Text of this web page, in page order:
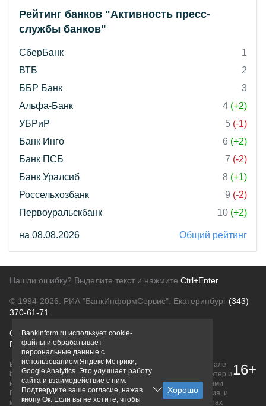
Рейтинг банков "Активность пресс-
службы банков"
СберБанк
1
ВТБ
2
ББР Банк
3
Альфа-Банк
4 (+2)
УБРиР
5 (-1)
Банк Инго
6 (+2)
Банк ПСБ
7 (-2)
Банк Уралсиб
8 (+1)
Россельхозбанк
9 (-2)
Первоуральскбанк
10 (+2)
на 08.08.2026 Общий рейтинг
Нашли ошибку? Выделите текст и нажмите Ctrl+Enter
© 1994-2026. РИА "БанкИнформСервис". Екатеринбург (343)
370-61-71
О проектеПолитика конфиденциальности
Правовая информацияДля рекламодателей
Вся информация о продуктах банков, размещенная на портале
bankinform.ru, носит исключительно ознакомительный характер и
не является публичной офертой, определяемой положениями
ГК РФ. Информация не содержит точного и полного описания, и
может быть изменена. Конечные условия уточняйте на сайтах
16+
Bankinform.ru использует cookie-
файлы и обрабатывает
персональные данные с
использованием Яндекс Метрики,
Google Analytics. Это улучшает работу
сайта и взаимодействие с ним.
Подтвердите ваше согласие, нажав
кнопу Ок. Если вы не хотите, чтобы